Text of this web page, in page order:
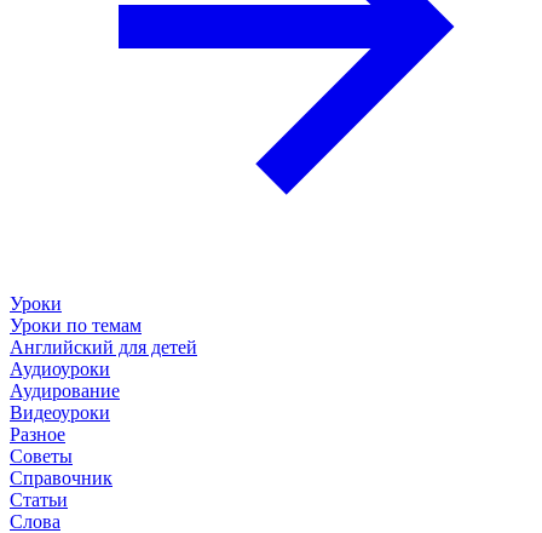
Уроки
Уроки по темам
Английский для детей
Аудиоуроки
Аудирование
Видеоуроки
Разное
Советы
Справочник
Статьи
Слова